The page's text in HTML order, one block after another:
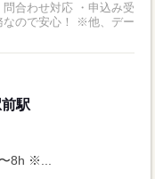
合わせ対応 ・申込み受
！ ※他、デー
駅
8h ※...